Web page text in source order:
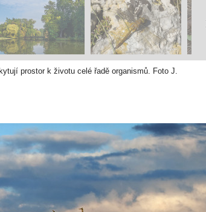
prostor k životu celé řadě organismů. Foto J.